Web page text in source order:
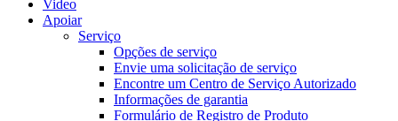
Video
Apoiar
Serviço
Opções de serviço
Envie uma solicitação de serviço
Encontre um Centro de Serviço Autorizado
Informações de garantia
Formulário de Registro de Produto